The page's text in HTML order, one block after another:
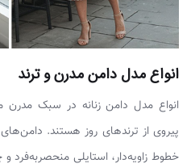
انواع مدل دامن مدرن و ترند
انواع مدل دامن زنانه در سبک مدرن
پیروی از ترندهای روز هستند.
خطوط زاویه‌دار، استایلی منحصربه‌فرد